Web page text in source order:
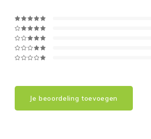
Je beoordeling toevoegen